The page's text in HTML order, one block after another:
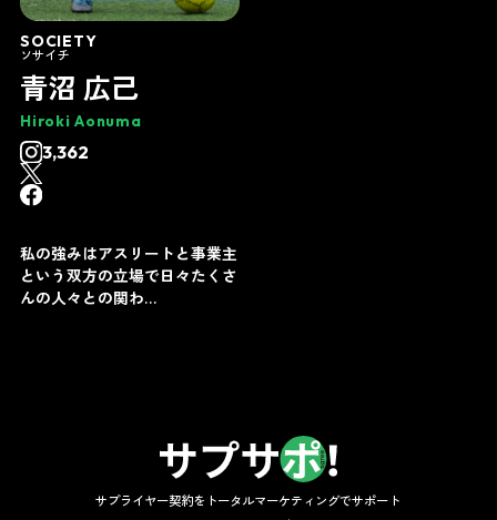
SOCIETY
ソサイチ
青沼 広己
Hiroki Aonuma
3,362
私の強みはアスリートと事業主
という双方の立場で日々たくさ
んの人々との関わ…
サプライヤー契約をトータルマーケティングでサポート